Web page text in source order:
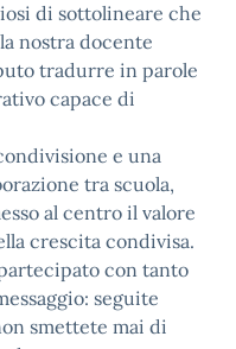
di sottolineare che
nostra docente
tradurre in parole
capace di
e una
tra scuola,
al centro il valore
crescita condivisa.
con tanto
seguite
smettete mai di